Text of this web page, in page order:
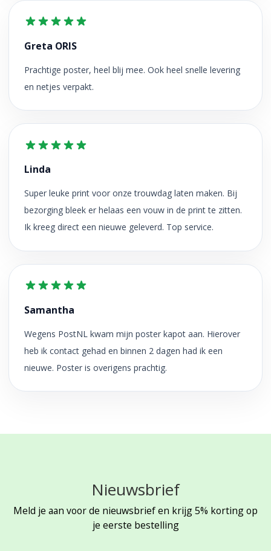
Greta ORIS
Prachtige poster, heel blij mee. Ook heel snelle levering
en netjes verpakt.
Linda
Super leuke print voor onze trouwdag laten maken. Bij
bezorging bleek er helaas een vouw in de print te zitten.
Ik kreeg direct een nieuwe geleverd. Top service.
Samantha
Wegens PostNL kwam mijn poster kapot aan. Hierover
heb ik contact gehad en binnen 2 dagen had ik een
nieuwe. Poster is overigens prachtig.
Nieuwsbrief
Meld je aan voor de nieuwsbrief en krijg 5% korting op
je eerste bestelling